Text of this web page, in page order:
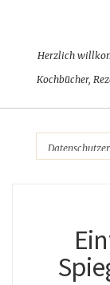
Herzlich
Kochbücher,